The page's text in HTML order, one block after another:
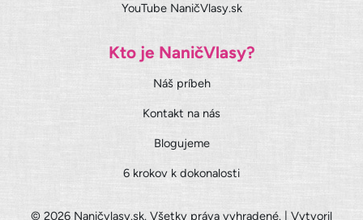
YouTube NaničVlasy.sk
Kto je NaničVlasy?
Náš príbeh
Kontakt na nás
Blogujeme
6 krokov k dokonalosti
© 2026 Naničvlasy.sk. Všetky práva vyhradené. | Vytvoril